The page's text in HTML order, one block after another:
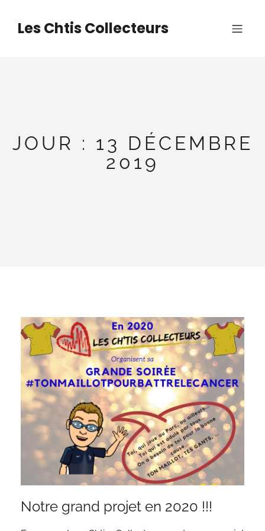
contenuLes Chtis Collecteurs
JOUR : 13 DÉCEMBRE
2019
Notre grand projet en 2020 !!!